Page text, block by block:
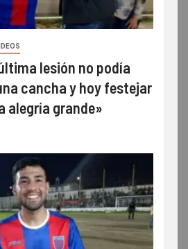
lesión no podía
cancha y hoy festejar
alegría grande»